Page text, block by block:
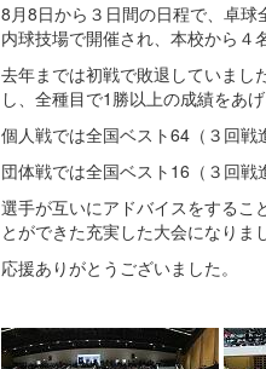
8月8日から３日間の日程で、卓
内球技場で開催され、本校から４
去年までは初戦で敗退していまし
し、全種目で1勝以上の成績をあ
個人戦では全国ベスト64（３回戦
団体戦では全国ベスト16（３回戦
選手が互いにアドバイスをするこ
とができた充実した大会になりま
応援ありがとうございました。